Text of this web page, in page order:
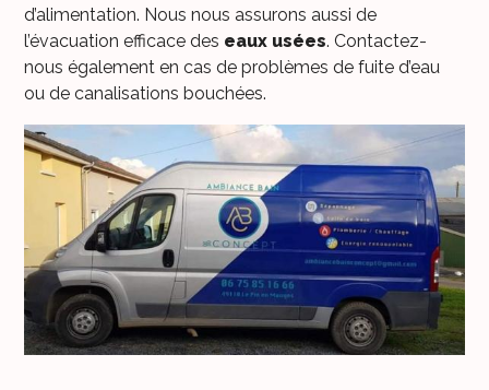
d’alimentation. Nous nous assurons aussi de
l’évacuation efficace des eaux usées. Contactez-
nous également en cas de problèmes de fuite d’eau
ou de canalisations bouchées.